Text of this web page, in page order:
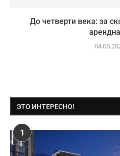
До четверти века: за
ЭТО ИНТЕРЕСНО!
1